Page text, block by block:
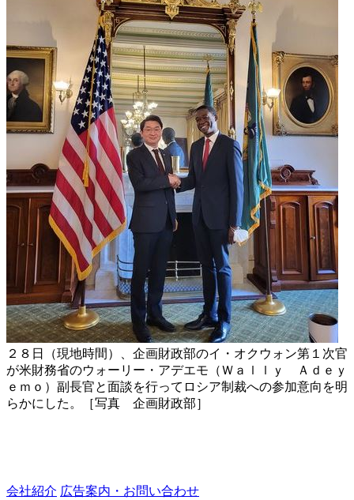
２８日（現地時間）、企画財政部のイ・オクウォン第１次官
が米財務省のウォーリー・アデエモ（Ｗａｌｌｙ Ａｄｅｙ
ｅｍｏ）副長官と面談を行ってロシア制裁への参加意向を明
らかにした。［写真 企画財政部］
会社紹介 広告案内・お問い合わせ